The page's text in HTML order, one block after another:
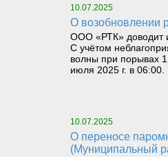
10.07.2025
О
ООО «РТК» доводит
С учётом
волны при порывах
июля 2025 г. в 06:00.
10.07.2025
О переносе паромной переправы «Правый берег реки Илыч пст. Усть-Илыч – Левый берег реки Илыч пст. Палью – Левый берег Печоры»
(Муниципальный